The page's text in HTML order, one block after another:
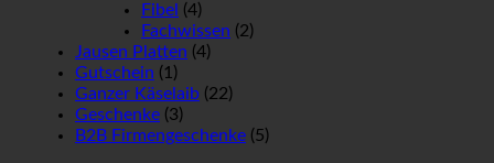
Fibel (4)
Fachwissen (2)
Jausen Platten (4)
Gutschein (1)
Ganzer Käselaib (22)
Geschenke (3)
B2B Firmengeschenke (5)